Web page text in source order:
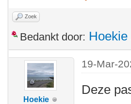
Zoek
Bedankt door: Hoekie
Hoekie
19-Mar-
Deze